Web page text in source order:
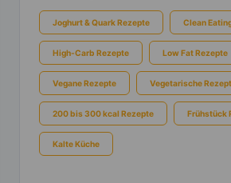
Joghurt & Quark Rezepte Clean
High-Carb Rezepte Low Fat Rezepte
Vegane Rezepte Vegetarische
200 bis 300 kcal Rezepte Frühstück
Kalte Küche